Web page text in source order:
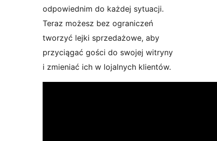
odpowiednim do każdej sytuacji.
Teraz możesz bez ograniczeń
tworzyć lejki sprzedażowe, aby
przyciągać gości do swojej witryny
i zmieniać ich w lojalnych klientów.